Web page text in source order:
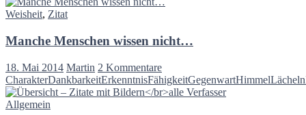
Weisheit, Zitat
Manche Menschen wissen nicht…
18. Mai 2014 Martin 2 Kommentare
CharakterDankbarkeitErkenntnisFähigkeitGegenwartHimmelLächeln
Allgemein